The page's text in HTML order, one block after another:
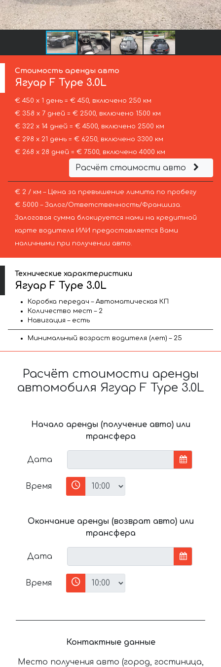
Стоимость аренды авто
Ягуар F Type 3.0L
€ 450 х 1 день = € 450, включено 250 км
€ 358 х 7 дней = € 2500, включено 1500 км
€ 322 х 14 дней = € 4500, включено 2500 км
€ 298 х 21 день = € 6250, включено 3300 км
€ 268 х 28 дней = € 7500, включено 4000 км
Расчёт стоимости авто
€ 2 / км – Цена за превышение лимита по пробегу
€ 5000 – Залог/Ответственность/Франшиза.
Залоговая сумма блокируется нами на кредитной
карте водителя ИЛИ предоставляется Вами
наличными при получении авто.
Технические характеристики
Ягуар F Type 3.0L
Коробка передач – Автоматическая КП
Количество мест – 2
Навигация – есть
Минимальный возраст водителя (лет) – 25
Расчёт стоимости аренды
автомобиля Ягуар F Type 3.0L
Начало аренды (получение авто) или
трансфера
Дата
Время
Окончание аренды (возврат авто) или
трансфера
Дата
Время
Контактные данные
Место получения авто (город, гостиница,